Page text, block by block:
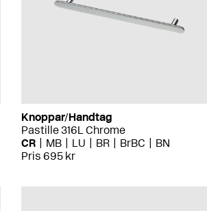
Knoppar/Handtag
Pastille 316L Chrome
CR
MB LU BR BrBC
BN
Pris 695 kr